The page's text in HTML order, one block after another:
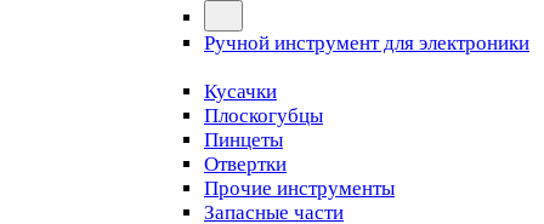
Ручной инструмент для электроники
Кусачки
Плоскогубцы
Пинцеты
Отвертки
Прочие инструменты
Запасные части